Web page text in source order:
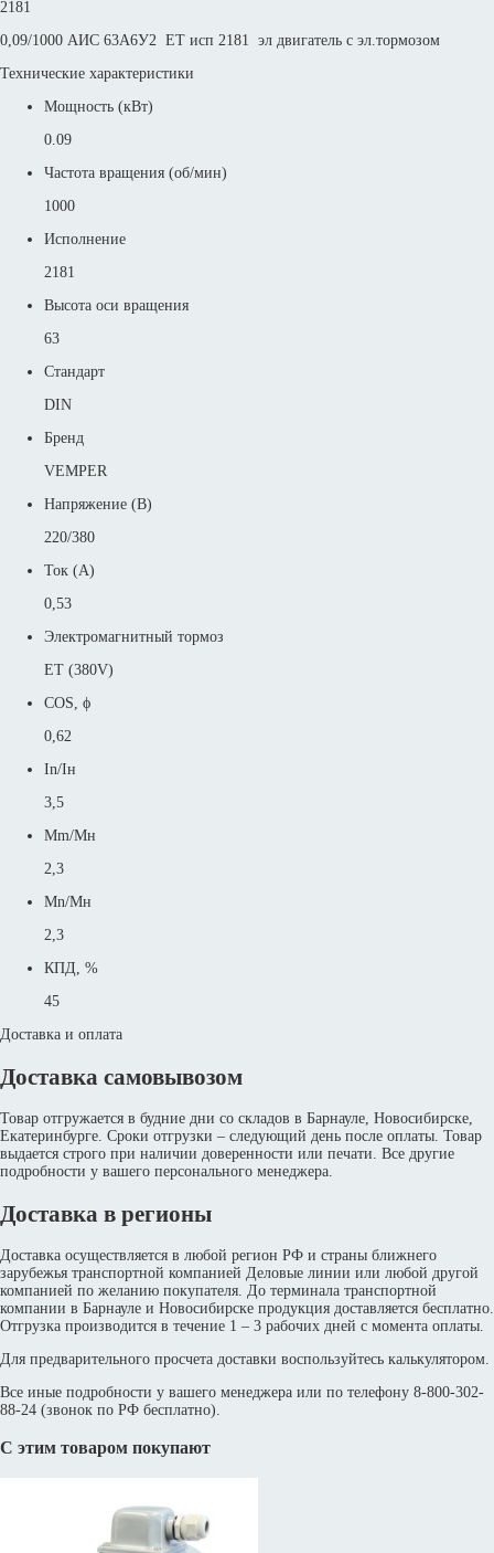
2181
0,09/1000 АИС 63А6У2 ET исп 2181 эл двигатель с эл.тормозом
Технические характеристики
Мощность (кВт)
0.09
Частота вращения (об/мин)
1000
Исполнение
2181
Высота оси вращения
63
Стандарт
DIN
Бренд
VEMPER
Напряжение (В)
220/380
Ток (А)
0,53
Электромагнитный тормоз
ET (380V)
COS, ϕ
0,62
In/Iн
3,5
Mm/Mн
2,3
Mn/Mн
2,3
КПД, %
45
Доставка и оплата
Доставка самовывозом
Товар отгружается в будние дни со складов в Барнауле, Новосибирске,
Екатеринбурге. Сроки отгрузки – следующий день после оплаты. Товар
выдается строго при наличии доверенности или печати. Все другие
подробности у вашего персонального менеджера.
Доставка в регионы
Доставка осуществляется в любой регион РФ и страны ближнего
зарубежья транспортной компанией Деловые линии или любой другой
компанией по желанию покупателя. До терминала транспортной
компании в Барнауле и Новосибирске продукция доставляется бесплатно.
Отгрузка производится в течение 1 – 3 рабочих дней с момента оплаты.
Для предварительного просчета доставки воспользуйтесь калькулятором.
Все иные подробности у вашего менеджера или по телефону 8-800-302-
88-24 (звонок по РФ бесплатно).
С этим товаром покупают